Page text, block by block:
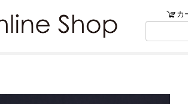
リブ・アートでは、カ